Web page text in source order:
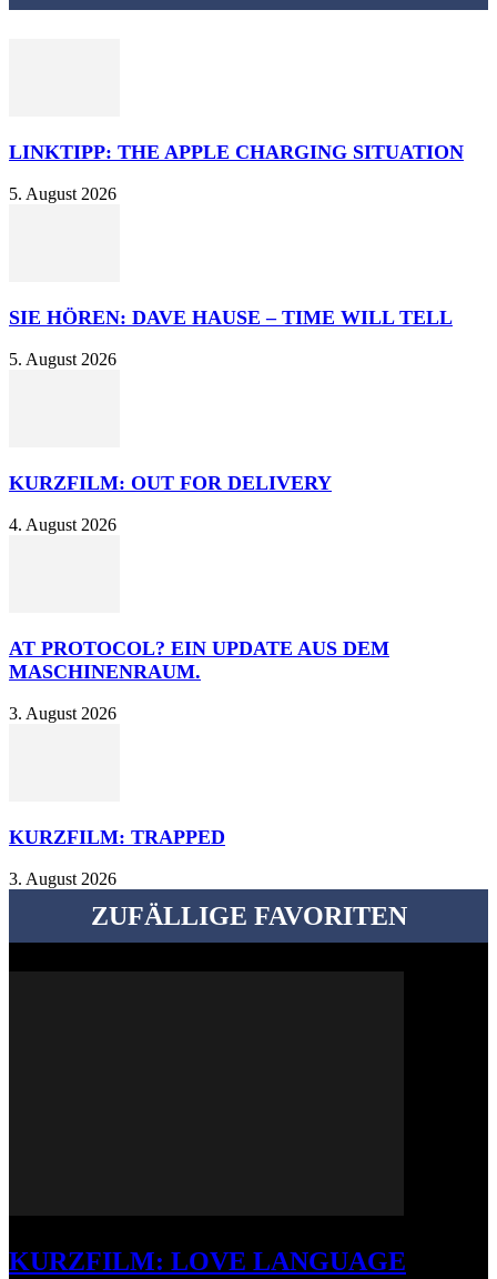
LINKTIPP: THE APPLE CHARGING SITUATION
5. August 2026
SIE HÖREN: DAVE HAUSE – TIME WILL TELL
5. August 2026
KURZFILM: OUT FOR DELIVERY
4. August 2026
AT PROTOCOL? EIN UPDATE AUS DEM
MASCHINENRAUM.
3. August 2026
KURZFILM: TRAPPED
3. August 2026
ZUFÄLLIGE FAVORITEN
KURZFILM: LOVE LANGUAGE